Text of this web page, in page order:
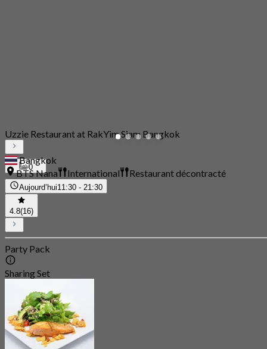
0
Uzzie Restaurant at RakYim Siam Bangkok
Bangkok
BTS Nana
International Restaurant décontracté
Aujourd’hui11:30 - 21:30
4.8(16)
Party Pack
Sharing Set